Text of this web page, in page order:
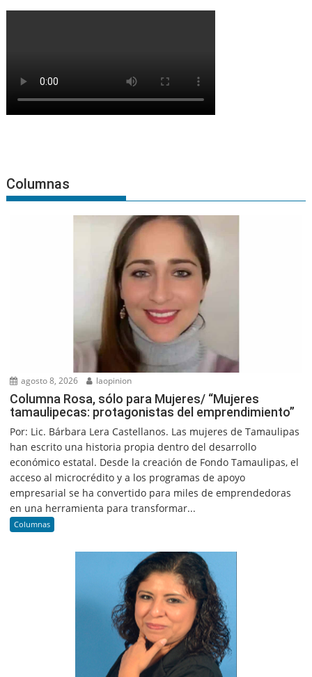
Columnas
agosto 8, 2026 laopinion
Columna Rosa, sólo para Mujeres/ “Mujeres
tamaulipecas: protagonistas del emprendimiento”
Por: Lic. Bárbara Lera Castellanos. Las mujeres de Tamaulipas
han escrito una historia propia dentro del desarrollo
económico estatal. Desde la creación de Fondo Tamaulipas, el
acceso al microcrédito y a los programas de apoyo
empresarial se ha convertido para miles de emprendedoras
en una herramienta para transformar...
Columnas